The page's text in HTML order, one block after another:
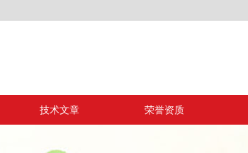
技术文章 荣誉资质